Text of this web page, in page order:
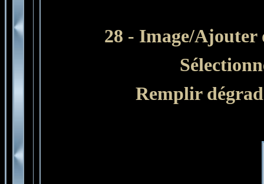
28 - Image/Ajouter
Remplir